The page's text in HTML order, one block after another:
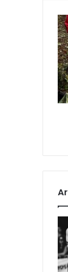
L
a
l
o
t
t
a
a
l
a
o
n
o
n
s
f
e